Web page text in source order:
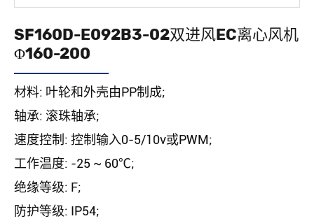
SF160D-E092B3-02双进风EC离心风机
Φ160-200
材料: 叶轮和外壳由PP制成;
轴承: 滚珠轴承;
速度控制: 控制输入0-5/10v或PWM;
工作温度: -25 ~ 60℃;
绝缘等级: F;
防护等级: IP54;